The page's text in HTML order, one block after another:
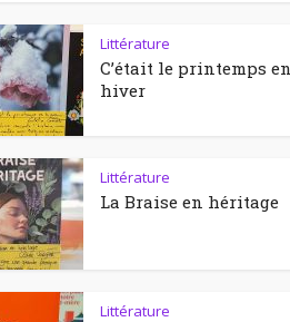
Littérature
C’était le printemps en
hiver
Littérature
La Braise en héritage
Littérature